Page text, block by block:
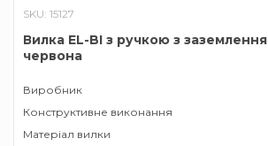
SKU: 15127
Вилка EL-BI з ручкою з
червона
Виробник
Конструктивне виконання
Матеріал вилки